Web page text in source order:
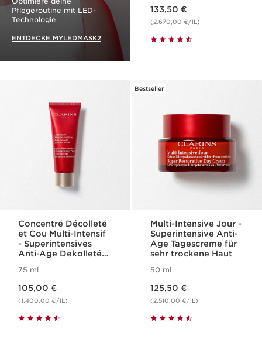
Pflegeroutine mit LED-
Technologie
ENTDECKE MYLEDMASK2
133,50 €
(2.670,00 €/1L)
Concentré Décolleté
et Cou Multi-Intensif
- Superintensives
Anti-Age Dekolleté-
Konzentrat
75 ml
105,00 €
(1.400,00 €/1L)
Bestseller
Multi-Intensive Jour -
Superintensive Anti-
Age Tagescreme für
sehr trockene Haut
50 ml
125,50 €
(2.510,00 €/1L)